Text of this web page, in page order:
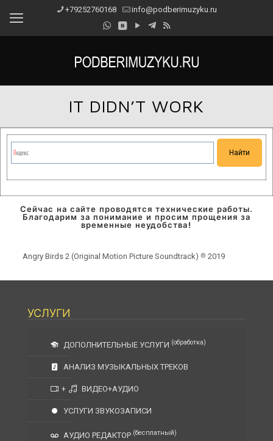
+79252760168 info@podberimuzyku.ru
IT DIDN’T WORK
Сейчас на сайте проводятся технические работы.
Благодарим за понимание и просим прощения за
временные неудобства!
Angry Birds 2 (Original Motion Picture Soundtrack) ℗ 2019
УСЛУГИ
ДОПОЛНИТЕЛЬНЫЕ УСЛУГИ (обработка)
АНАЛИЗ МУЗЫКАЛЬНЫХ ТРЕКОВ
+ ВИДЕО+АУДИО
УСЛУГИ ЗВУКОЗАПИСИ
АУДИО РЕДАКТОР (бесплатный)